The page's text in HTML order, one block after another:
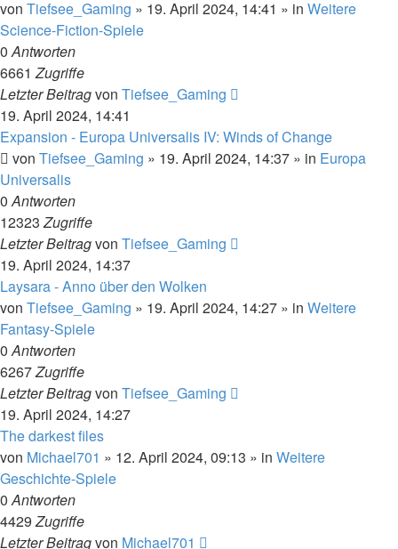
von Tiefsee_Gaming » 19. April 2024, 14:41 » in Weitere
Science-Fiction-Spiele
0Antworten
6661Zugriffe
Letzter Beitragvon Tiefsee_Gaming
19. April 2024, 14:41
Expansion - Europa Universalis IV: Winds of Change
von Tiefsee_Gaming » 19. April 2024, 14:37 » in Europa
Universalis
0Antworten
12323Zugriffe
Letzter Beitragvon Tiefsee_Gaming
19. April 2024, 14:37
Laysara - Anno über den Wolken
von Tiefsee_Gaming » 19. April 2024, 14:27 » in Weitere
Fantasy-Spiele
0Antworten
6267Zugriffe
Letzter Beitragvon Tiefsee_Gaming
19. April 2024, 14:27
The darkest files
von Michael701 » 12. April 2024, 09:13 » in Weitere
Geschichte-Spiele
0Antworten
4429Zugriffe
Letzter Beitragvon Michael701